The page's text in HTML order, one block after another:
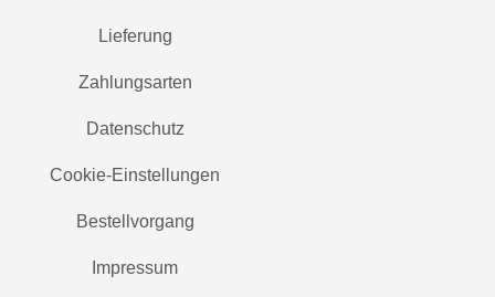
Lieferung
Zahlungsarten
Datenschutz
Cookie-Einstellungen
Bestellvorgang
Impressum